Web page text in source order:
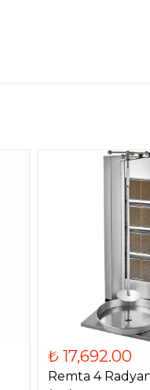
₺ 17,692.00
Remta 4